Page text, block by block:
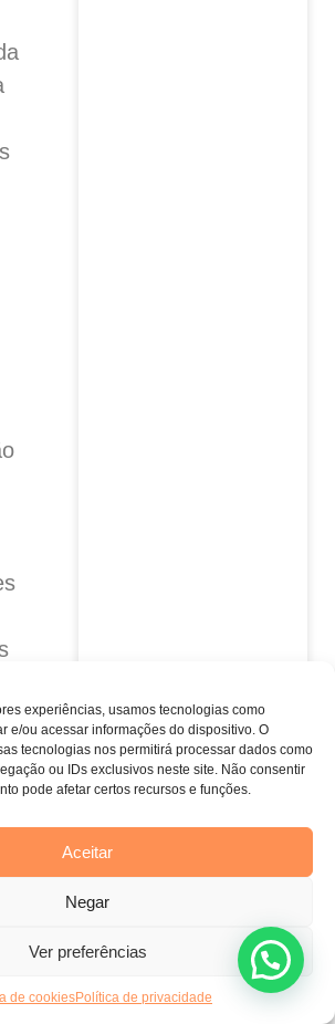
experiências, usamos tecnologias como
e/ou acessar informações do dispositivo. O
tecnologias nos permitirá processar dados como
ou IDs exclusivos neste site. Não consentir
pode afetar certos recursos e funções.
Aceitar
Negar
Ver preferências
de cookiesPolítica de privacidade